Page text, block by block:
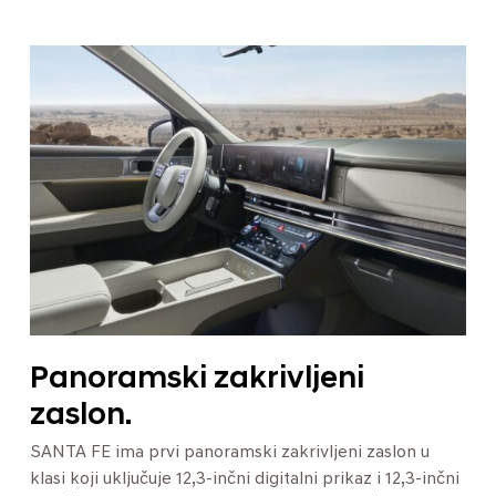
Panoramski zakrivljeni
zaslon.
SANTA FE ima prvi panoramski zakrivljeni zaslon u
klasi koji uključuje 12,3-inčni digitalni prikaz i 12,3-inčni